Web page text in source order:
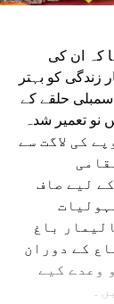
کہ ان کی
کو بہتر
اسمبلی حلقے کے
نو تعمیر شدہ
کیا۔ تقریباً 21 لاکھ روپے کی لاگت سے
لیے صاف
باغ
کے دوران
وعدے کیے